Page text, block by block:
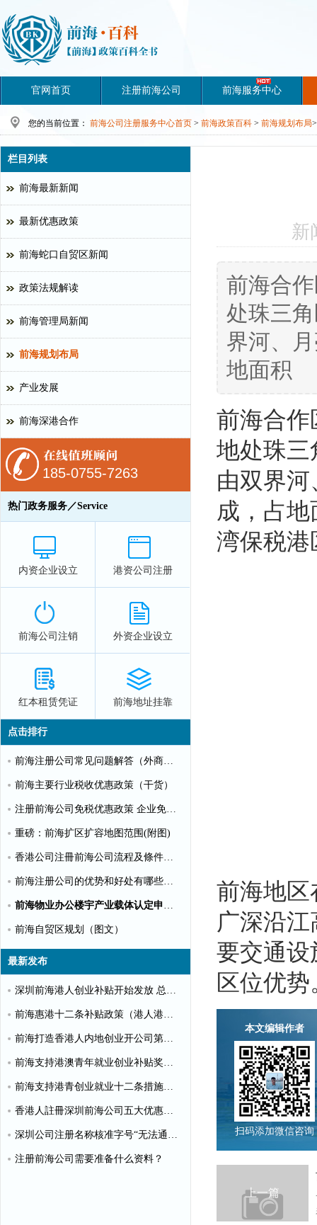
官网首页 注册前海公司 前海服务中心
您的当前位置： 前海公司注册服务中心首页 > 前海政策百科 > 前海规划布局>
新
前海合
处珠三
界河、
地面积
前海合作
地处珠三
由双界
成，占
湾保税港
前海地区
广深沿
要交通设
区位优势
本文编辑作者
扫码添加微信咨询
上一篇
栏目列表
前海最新新闻
最新优惠政策
前海蛇口自贸区新闻
政策法规解读
前海管理局新闻
前海规划布局
产业发展
前海深港合作
185-0755-7263
热门政务服务／Service
内资企业设立 港资公司注册
前海公司注销 外资企业设立
红本租赁凭证 前海地址挂靠
点击排行
前海注册公司常见问题解答（外商投资）
前海主要行业税收优惠政策（干货）
注册前海公司免税优惠政策 企业免税10%个人可全免
重磅：前海扩区扩容地图范围(附图)
香港公司注冊前海公司流程及條件【圖文】
前海注册公司的优势和好处有哪些？（推荐）
前海物业办公楼宇产业载体认定申请指南（第一批）
前海自贸区规划（图文）
最新发布
深圳前海港人创业补贴开始发放 总额超千万
前海惠港十二条补贴政策（港人港企补贴政策）
前海打造香港人内地创业开公司第一站
前海支持港澳青年就业创业补贴奖励申请办理清单
前海支持港青创业就业十二条措施（惠港政策原文）
香港人註冊深圳前海公司五大优惠政策
深圳公司注册名称核准字号“无法通过”怎么办？
注册前海公司需要准备什么资料？